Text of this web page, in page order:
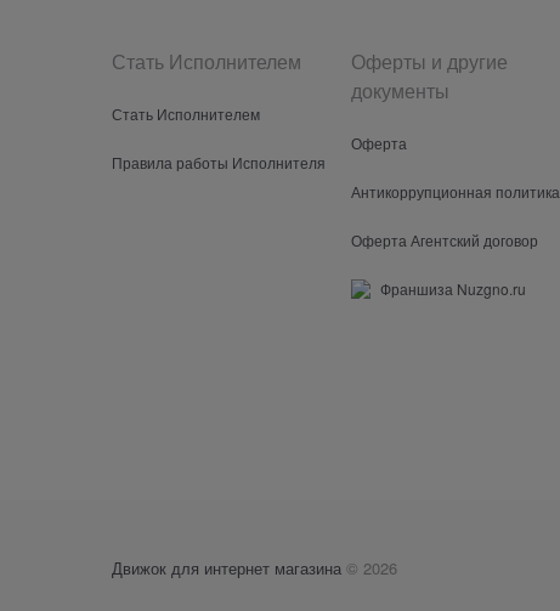
Стать Исполнителем
Стать Исполнителем
Правила работы Исполнителя
Оферты и другие
документы
Оферта
Антикоррупционная политика
Оферта Агентский договор
Франшиза Nuzgno.ru
Движок для интернет магазина © 2026